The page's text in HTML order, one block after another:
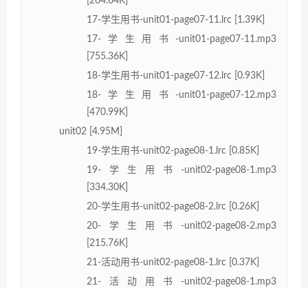
17-学生用书-unit01-page07-11.lrc [1.39K]
17-学生用书-unit01-page07-11.mp3
[755.36K]
18-学生用书-unit01-page07-12.lrc [0.93K]
18-学生用书-unit01-page07-12.mp3
[470.99K]
unit02 [4.95M]
19-学生用书-unit02-page08-1.lrc [0.85K]
19-学生用书-unit02-page08-1.mp3
[334.30K]
20-学生用书-unit02-page08-2.lrc [0.26K]
20-学生用书-unit02-page08-2.mp3
[215.76K]
21-活动用书-unit02-page08-1.lrc [0.37K]
21-活动用书-unit02-page08-1.mp3